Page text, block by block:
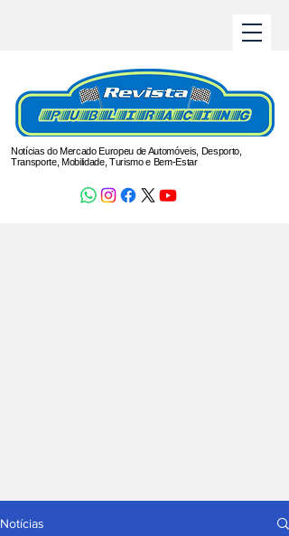
Notícias do Mercado Europeu de Automóveis, Desporto,
Transporte, Mobilidade, Turismo e Bem-Estar
Notícias